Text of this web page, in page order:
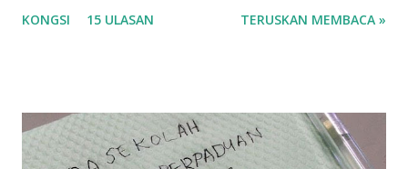
tau? yang sebut tu anak aku....diulangi ANAK AKU ....adoiiii
balik keja aku ajak la shah singgah Giant beli barang
sikit...dalam perjalanan dari dalam kereta tu biasalah kan
KONGSI 15 ULASAN TERUSKAN MEMBACA »